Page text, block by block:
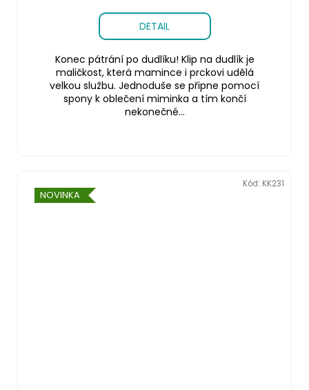
DETAIL
Konec pátrání po dudlíku! Klip na dudlík je
maličkost, která mamince i prckovi udělá
velkou službu. Jednoduše se připne pomocí
spony k oblečení miminka a tím končí
nekonečné...
NOVINKA
Kód: KK231